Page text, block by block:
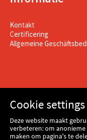
Kontakt
Certificering
Allgemeine
Cookie settings
Deze website maakt
verbeteren: om
maken om pagina's te